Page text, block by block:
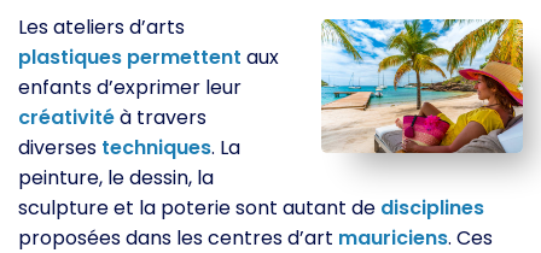
Les ateliers d’arts
plastiques permettent aux
enfants d’exprimer leur
créativitéà travers
diverses techniques. La
peinture, le dessin, la
sculpture et la poterie sont autant de disciplines
proposées dans les centres d’art mauriciens. Ces